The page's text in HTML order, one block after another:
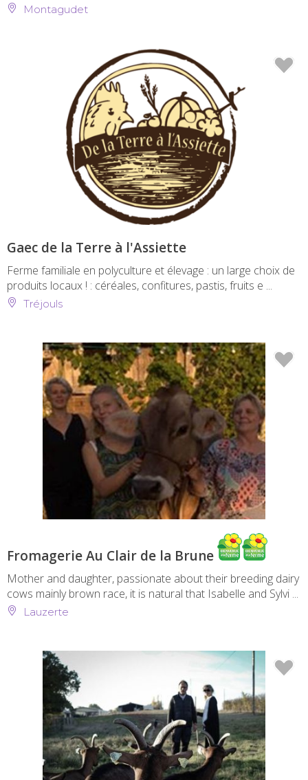
Montagudet
Gaec de la Terre à l'Assiette
Ferme familiale en polyculture et élevage : un large choix de
produits locaux ! : céréales, confitures, pastis, fruits e ...
Tréjouls
Fromagerie Au Clair de la Brune
Mother and daughter, passionate about their breeding dairy
cows mainly brown race, it is natural that Isabelle and Sylvi ...
Lauzerte